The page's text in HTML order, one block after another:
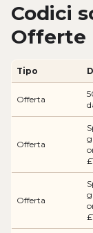
Codici
Offerte
Tipo
Offerta
Offerta
Offerta